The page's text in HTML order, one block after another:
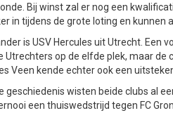
Bij winst zal er nog een
in tijdens de grote loting en kunnen
is USV Hercules uit Utrecht.
Utrechters op de elfde plek, maar de
Veen kende echter ook een
geschiedenis wisten beide clubs al
een thuiswedstrijd tegen FC